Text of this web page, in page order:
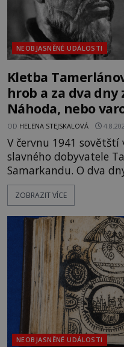
NEOBJASNĚNÉ UDÁLOSTI
Kletba
hrob a za dva dny
Náhoda, nebo
OD HELENA STEJSKALOVÁ
V červnu 1941
slavného dobyvatele
Samarkandu. O dva
Německo zahajuje
Sovětský svaz. Shoda
na legendě něco
souhru okolností? Když antropolog Michail
Gerasimov (1907-1970)
ZOBRAZIT VÍCE
NEOBJASNĚNÉ UDÁLOSTI